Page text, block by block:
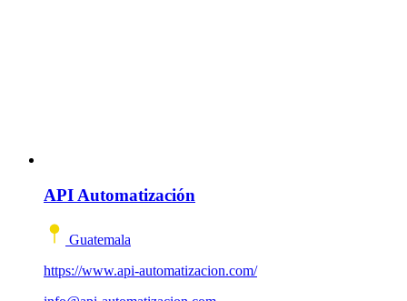
API Automatización
Guatemala
https://www.api-automatizacion.com/